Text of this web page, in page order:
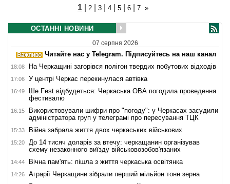
1 2 3 4 5 6 7 »
ОСТАННІ НОВИНИ
07 серпня 2026
Читайте нас у Telegram. Підписуйтесь на наш канал
18:08 На Черкащині загорівся полігон твердих побутових відходів
17:06 У центрі Черкас перекинулася автівка
16:49
Ше.Fest відбудеться: Черкаська ОВА погодила проведення
фестивалю
16:15
Використовували шифри про "погоду": у Черкасах засудили
адміністратора груп у телеграмі про пересування ТЦК
15:33 Війна забрала життя двох черкаських військових
15:20
До 14 тисяч доларів за втечу: черкащанин організував
схему незаконного виїзду військовозобов'язаних
14:44 Вічна пам'ять: пішла з життя черкаська освітянка
14:26 Аграрії Черкащини зібрали перший мільйон тонн зерна